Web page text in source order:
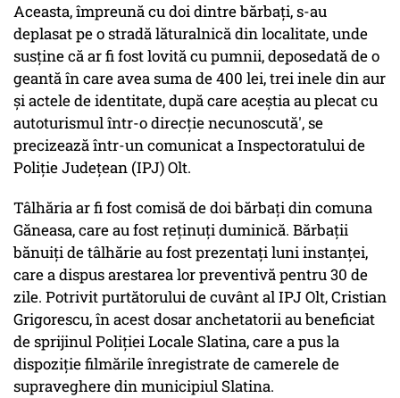
Aceasta, împreună cu doi dintre bărbaţi, s-au
deplasat pe o stradă lăturalnică din localitate, unde
susţine că ar fi fost lovită cu pumnii, deposedată de o
geantă în care avea suma de 400 lei, trei inele din aur
şi actele de identitate, după care aceştia au plecat cu
autoturismul într-o direcţie necunoscută', se
precizează într-un comunicat a Inspectoratului de
Poliţie Judeţean (IPJ) Olt.
Tâlhăria ar fi fost comisă de doi bărbaţi din comuna
Găneasa, care au fost reţinuţi duminică. Bărbaţii
bănuiţi de tâlhărie au fost prezentaţi luni instanţei,
care a dispus arestarea lor preventivă pentru 30 de
zile. Potrivit purtătorului de cuvânt al IPJ Olt, Cristian
Grigorescu, în acest dosar anchetatorii au beneficiat
de sprijinul Poliţiei Locale Slatina, care a pus la
dispoziţie filmările înregistrate de camerele de
supraveghere din municipiul Slatina.